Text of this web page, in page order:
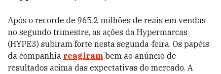
Após o recorde de 965,2 milhões de reais em vendas
no segundo trimestre, as ações da Hypermarcas
(HYPE3) subiram forte nesta segunda-feira. Os papéis
da companhia reagiram bem ao anúncio de
resultados acima das expectativas do mercado. A